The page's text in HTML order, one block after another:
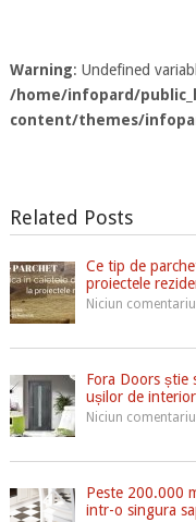
Warning: Undefined
/home/infopard/
content/themes/
Related Posts
Ce tip de
proiectele
Niciun comentariu
Fora Doors știe
ușilor de interior
Niciun comentariu
Peste 200.000
intr-o singura